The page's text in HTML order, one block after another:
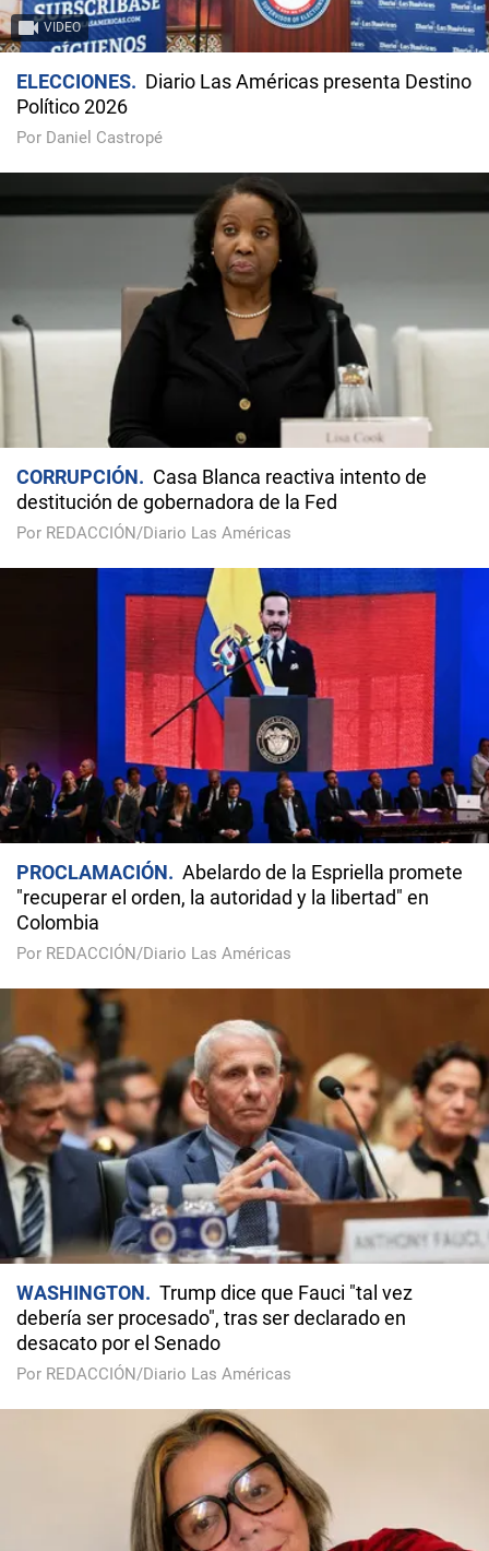
VIDEO
ELECCIONES
Diario Las Américas presenta Destino
Político 2026
Por Daniel Castropé
CORRUPCIÓN
Casa Blanca reactiva intento de
destitución de gobernadora de la Fed
Por REDACCIÓN/Diario Las Américas
PROCLAMACIÓN
Abelardo de la Espriella promete
"recuperar el orden, la autoridad y la libertad" en
Colombia
Por REDACCIÓN/Diario Las Américas
WASHINGTON
Trump dice que Fauci "tal vez
debería ser procesado", tras ser declarado en
desacato por el Senado
Por REDACCIÓN/Diario Las Américas